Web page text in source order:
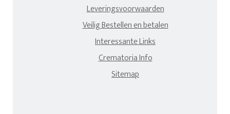
Leveringsvoorwaarden
Veilig Bestellen en betalen
Interessante Links
Crematoria Info
Sitemap